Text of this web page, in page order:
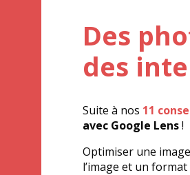
Des
des
Suite à nos 11
avec Google Lens!
Optimiser une
l’image et un